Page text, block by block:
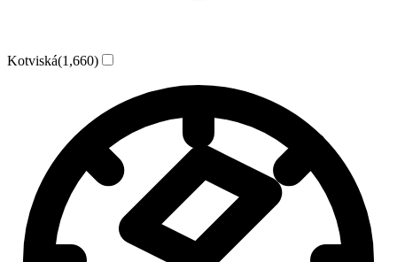
Kotviská(1,660)